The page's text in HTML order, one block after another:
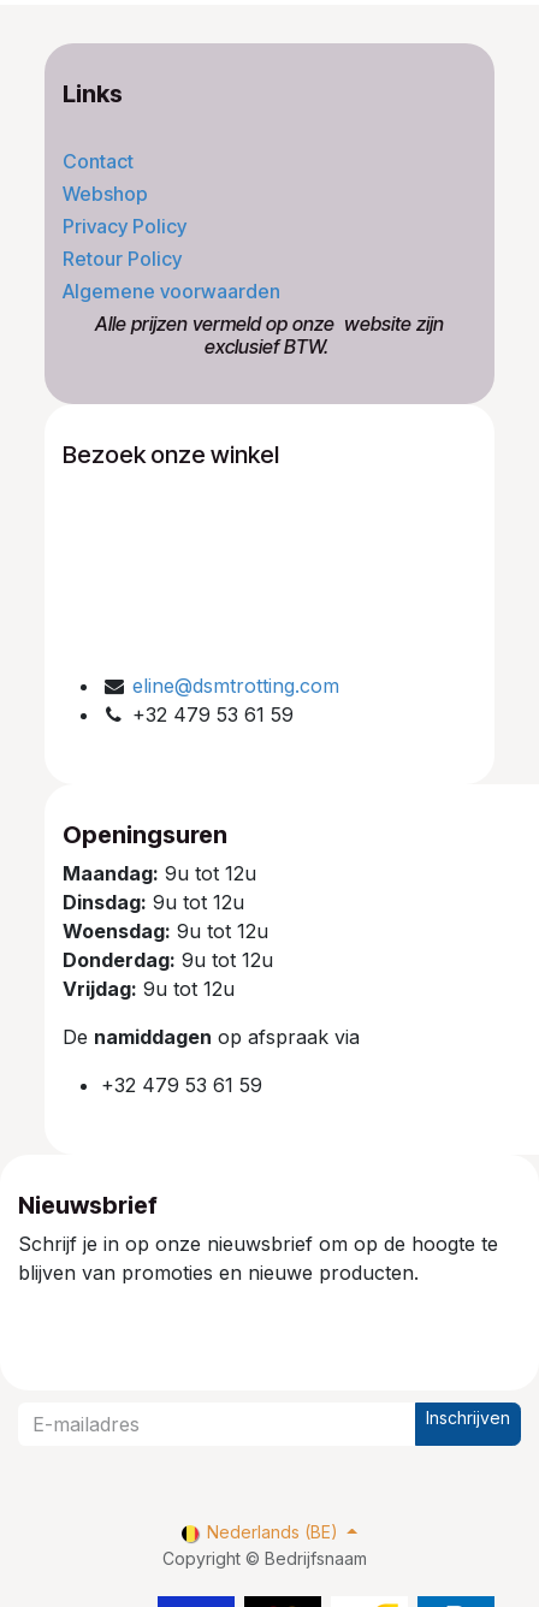
Links
Contact
Webshop
Privacy Policy
Retour Policy
Algemene voorwaarden
​Alle prijzen vermeld op onze ​website zijn
exclusief BTW.
Bezoek onze winkel
eline@dsmtrotting.com
+32 479 53 61 59
Openingsuren
Maandag: 9u tot 12u
Dinsdag: 9u tot 12u
Woensdag: 9u tot 12u
Donderdag: 9u tot 12u
Vrijdag: 9u tot 12u
De namiddagen op afspraak via
+32 479 53 61 59
Nieuwsbrief
Schrijf je in op onze nieuwsbrief om op de hoogte te
blijven van promoties en nieuwe producten.
Inschrijven
Copyright © Bedrijfsnaam
Nederlands (BE)